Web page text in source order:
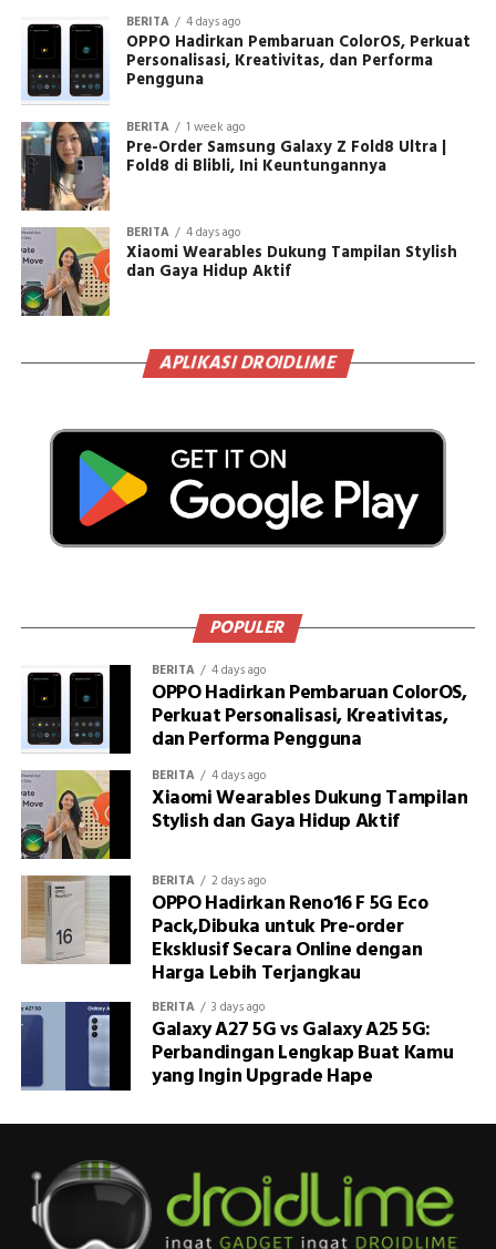
BERITA 4 days ago
OPPO Hadirkan Pembaruan ColorOS, Perkuat
Personalisasi, Kreativitas, dan Performa
Pengguna
BERITA 1 week ago
Pre-Order Samsung Galaxy Z Fold8 Ultra |
Fold8 di Blibli, Ini Keuntungannya
BERITA 4 days ago
Xiaomi Wearables Dukung Tampilan Stylish
dan Gaya Hidup Aktif
APLIKASI DROIDLIME
POPULER
BERITA 4 days ago
OPPO Hadirkan Pembaruan ColorOS,
Perkuat Personalisasi, Kreativitas,
dan Performa Pengguna
BERITA 4 days ago
Xiaomi Wearables Dukung Tampilan
Stylish dan Gaya Hidup Aktif
BERITA 2 days ago
OPPO Hadirkan Reno16 F 5G Eco
Pack,Dibuka untuk Pre-order
Eksklusif Secara Online dengan
Harga Lebih Terjangkau
BERITA 3 days ago
Galaxy A27 5G vs Galaxy A25 5G:
Perbandingan Lengkap Buat Kamu
yang Ingin Upgrade Hape